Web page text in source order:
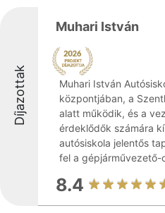
Díjazottak
Muhari István
Muhari István
központjában, a
alatt működik, és a
érdeklődők számára
autósiskola jelentős
fel a gépjárművezető-
8.4